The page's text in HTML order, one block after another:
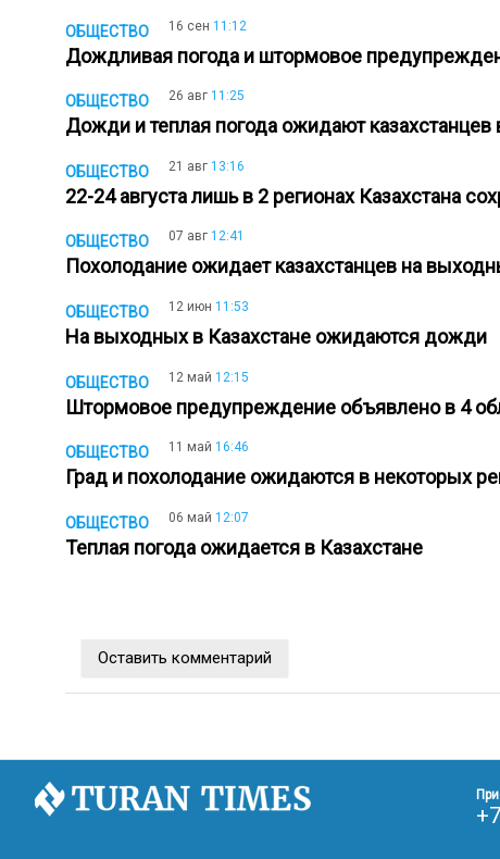
ОБЩЕСТВО 16 сен 11:12
Дождливая погода и штормовое
ОБЩЕСТВО 26 авг 11:25
Дожди и теплая погода ожидают
ОБЩЕСТВО 21 авг 13:16
22-24 августа лишь в 2 регионах Казахстана
ОБЩЕСТВО 07 авг 12:41
Похолодание ожидает казахстанцев на
ОБЩЕСТВО 12 июн 11:53
На выходных в Казахстане ожидаются дожди
ОБЩЕСТВО 12 май 12:15
Штормовое предупреждение объявлено в 4
ОБЩЕСТВО 11 май 16:46
Град и похолодание ожидаются в некоторых
ОБЩЕСТВО 06 май 12:07
Теплая погода ожидается в Казахстане
Оставить комментарий